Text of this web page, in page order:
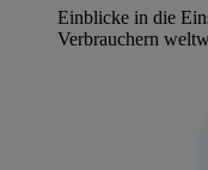
Einblicke in die
Verbrauchern